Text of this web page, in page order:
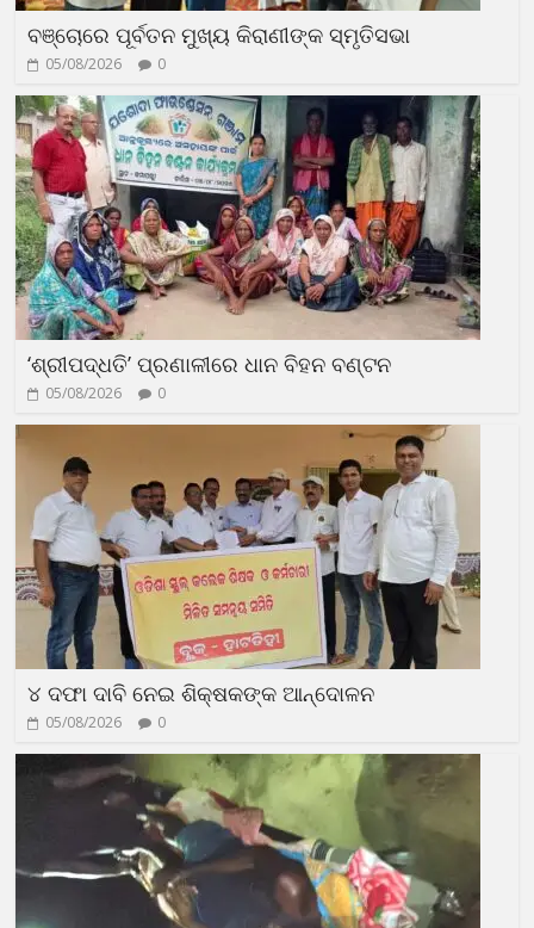
ବଞ୍ଚୋରେ ପୂର୍ବତନ ମୁଖ୍ୟ କିରାଣୀଙ୍କ ସ୍ମୃତିସଭା
05/08/2026 0
‘ଶ୍ରୀପଦ୍ଧତି’ ପ୍ରଣାଳୀରେ ଧାନ ବିହନ ବଣ୍ଟନ
05/08/2026 0
୪ ଦଫା ଦାବି ନେଇ ଶିକ୍ଷକଙ୍କ ଆନ୍ଦୋଳନ
05/08/2026 0